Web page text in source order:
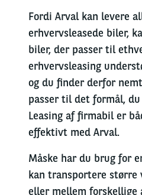
Fordi Arval kan levere
erhvervsleasede biler,
biler, der passer til
erhvervsleasing
og du finder derfor
passer til det formål,
Leasing af firmabil er
effektivt med Arval.
Måske har du brug for
kan transportere
eller mellem forskellige